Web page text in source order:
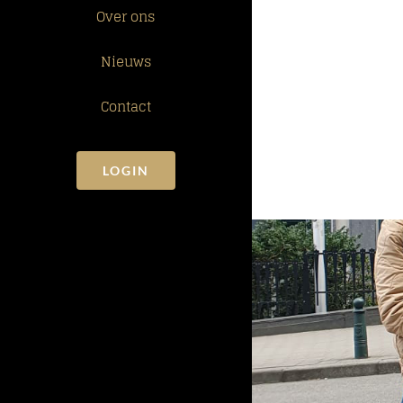
Over ons
Nieuws
Contact
LOGIN